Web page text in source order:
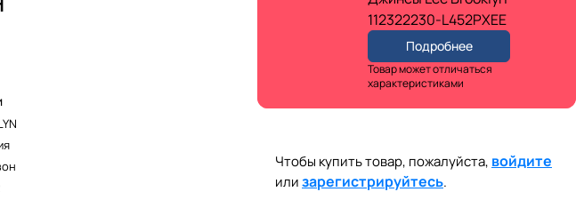
112322230-L452PXEE
Подробнее
Товар может отличаться
характеристиками
Чтобы купить товар, пожалуйста, войдите
илизарегистрируйтесь.